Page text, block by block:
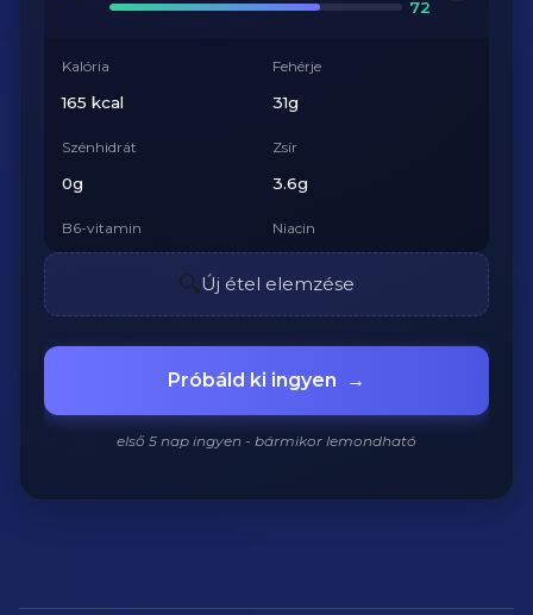
72
Kalória
165 kcal
Fehérje
31g
Szénhidrát
0g
Zsír
3.6g
B6-vitamin Niacin
🔍 Új étel elemzése
Próbáld ki ingyen
első 5 nap ingyen - bármikor lemondható